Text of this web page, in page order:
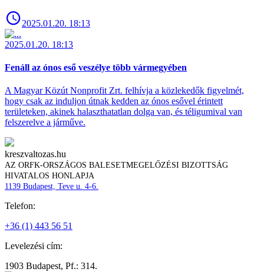
2025.01.20. 18:13
2025.01.20. 18:13
Fenáll az ónos eső veszélye több vármegyében
A Magyar Közút Nonprofit Zrt. felhívja a közlekedők figyelmét,
hogy csak az induljon útnak kedden az ónos esővel érintett
területeken, akinek halaszthatatlan dolga van, és téligumival van
felszerelve a járműve.
kreszvaltozas.hu
AZ ORFK-ORSZÁGOS BALESETMEGELŐZÉSI BIZOTTSÁG
HIVATALOS HONLAPJA
1139 Budapest, Teve u. 4-6.
Telefon:
+36 (1) 443 56 51
Levelezési cím:
1903 Budapest, Pf.: 314.